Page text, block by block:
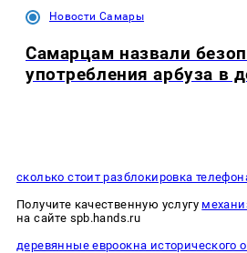
Новости Самары
Самарцам назвали
употребления арбуза в
сколько стоит разблокировка
Получите качественную услугу
на сайте spb.hands.ru
деревянные евроокна исторического